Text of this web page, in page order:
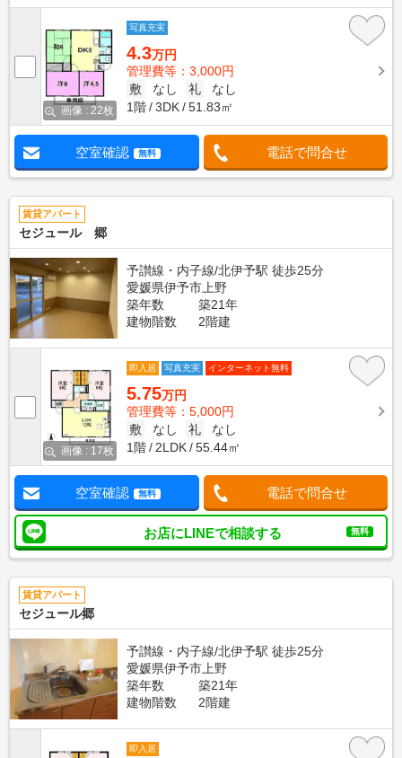
画像 : 22枚
写真充実
4.3万円
管理費等：3,000円
敷
なし 礼
なし
1階
3DK 51.83㎡
空室確認 無料 電話で問合せ
賃貸アパート
セジュール 郷
予讃線・内子線/北伊予駅 徒歩25分
愛媛県伊予市上野
築年数
築21年
建物階数
2階建
画像 : 17枚
即入居 写真充実 インターネット無料
5.75万円
管理費等：5,000円
敷
なし 礼
なし
1階
2LDK 55.44㎡
空室確認 無料 電話で問合せ
お店にLINEで相談する 無料
賃貸アパート
セジュール郷
予讃線・内子線/北伊予駅 徒歩25分
愛媛県伊予市上野
築年数
築21年
建物階数
2階建
即入居